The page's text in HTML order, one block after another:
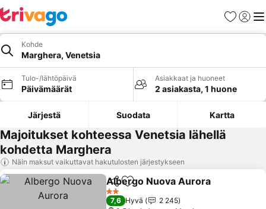
Suosikit
Kohde
Marghera, Venetsia
Tulo-/lähtöpäivä
Päivämäärät
Asiakkaat ja huoneet
2 asiakasta, 1 huone
Järjestä Suodata Kartta
Majoitukset kohteessa Venetsia lähellä
kohdetta Marghera
Näin maksut vaikuttavat hakutulosten järjestykseen
Jaa Lisää suosikkeihin
Albergo Nuova Aurora
2 Tähtiluokitus
7,6 Hyvä
2 245